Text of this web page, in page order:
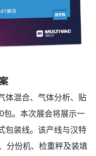
体混合、气体分析、贴
包。本次展会将展示一
包装线。该产线与汉特
分份机、检重秤及装填